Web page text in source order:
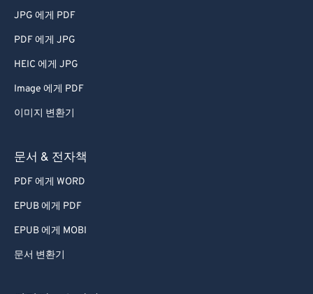
JPG 에게 PDF
PDF 에게 JPG
HEIC 에게 JPG
Image 에게 PDF
이미지 변환기
문서 & 전자책
PDF 에게 WORD
EPUB 에게 PDF
EPUB 에게 MOBI
문서 변환기